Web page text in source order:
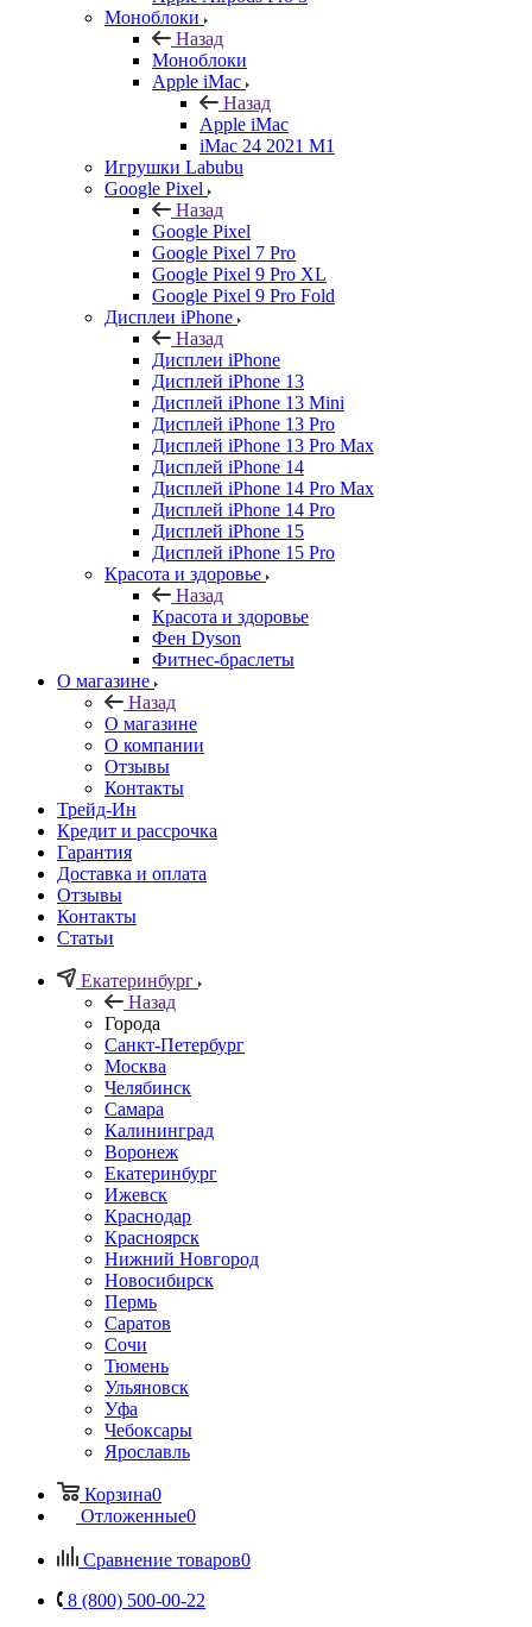
Моноблоки
Назад
Моноблоки
Apple iMac
Назад
Apple iMac
iMac 24 2021 M1
Игрушки Labubu
Google Pixel
Назад
Google Pixel
Google Pixel 7 Pro
Google Pixel 9 Pro XL
Google Pixel 9 Pro Fold
Дисплеи iPhone
Назад
Дисплеи iPhone
Дисплей iPhone 13
Дисплей iPhone 13 Mini
Дисплей iPhone 13 Pro
Дисплей iPhone 13 Pro Max
Дисплей iPhone 14
Дисплей iPhone 14 Pro Max
Дисплей iPhone 14 Pro
Дисплей iPhone 15
Дисплей iPhone 15 Pro
Красота и здоровье
Назад
Красота и здоровье
Фен Dyson
Фитнес-браслеты
О магазине
Назад
О магазине
О компании
Отзывы
Контакты
Трейд-Ин
Кредит и рассрочка
Гарантия
Доставка и оплата
Отзывы
Контакты
Статьи
Екатеринбург
Назад
Города
Санкт-Петербург
Москва
Челябинск
Самара
Калининград
Воронеж
Екатеринбург
Ижевск
Краснодар
Красноярск
Нижний Новгород
Новосибирск
Пермь
Саратов
Сочи
Тюмень
Ульяновск
Уфа
Чебоксары
Ярославль
Корзина0
Отложенные0
Сравнение товаров0
8 (800) 500-00-22